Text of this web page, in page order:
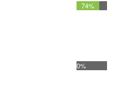
74%
0%